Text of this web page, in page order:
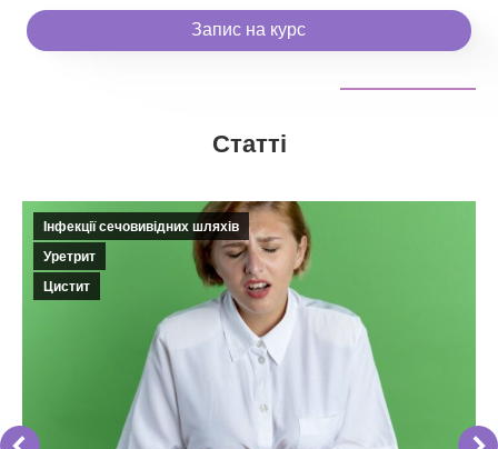
Запис на курс
Статті
Інфекції сечовивідних шляхів
Уретрит
Цистит